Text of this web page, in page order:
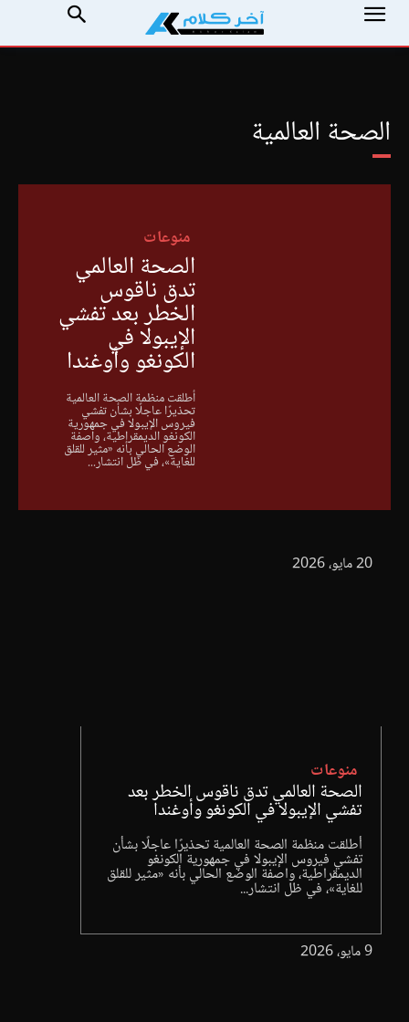
الصحة العالمية
منوعات
الصحة العالمي
تدق ناقوس
الخطر بعد تفشي
الإيبولا في
الكونغو وأوغندا
أطلقت منظمة الصحة العالمية
تحذيرًا عاجلًا بشأن تفشي
فيروس الإيبولا في جمهورية
الكونغو الديمقراطية، واصفة
الوضع الحالي بأنه «مثير للقلق
للغاية»، في ظل انتشار...
20 مايو، 2026
منوعات
الصحة العالمي تدق ناقوس الخطر بعد
تفشي الإيبولا في الكونغو وأوغندا
أطلقت منظمة الصحة العالمية تحذيرًا عاجلًا بشأن
تفشي فيروس الإيبولا في جمهورية الكونغو
الديمقراطية، واصفة الوضع الحالي بأنه «مثير للقلق
للغاية»، في ظل انتشار...
9 مايو، 2026